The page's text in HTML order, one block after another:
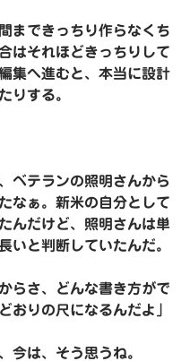
まできっちり作らなくち
はそれほどきっちりして
集へ進むと、本当に設計
りする。
ベテランの照明さんから
なぁ。新米の自分として
んだけど、照明さんは単
いと判断していたんだ。
らさ、どんな書き方がで
おりの尺になるんだよ」
今は、そう思うね。